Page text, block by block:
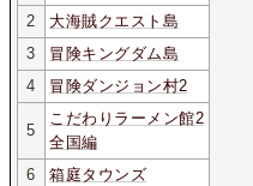
2
大海賊クエスト島
3
冒険キングダム島
4
冒険ダンジョン村2
5
こだわりラーメン館2
全国編
6
箱庭タウンズ